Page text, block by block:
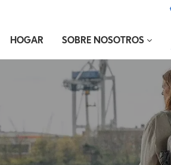
HOGAR SOBRE NOSOTROS